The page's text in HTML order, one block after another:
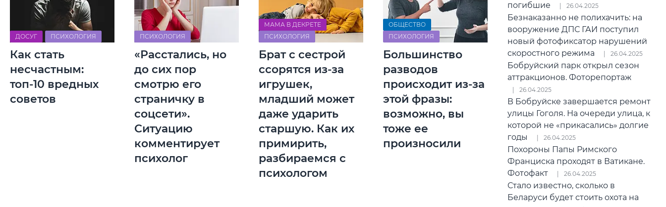
ДОСУГ ПСИХОЛОГИЯ
Как стать
несчастным:
топ-10 вредных
советов
ПСИХОЛОГИЯ
«Расстались, но
до сих пор
смотрю его
страничку в
соцсети».
Ситуацию
комментирует
психолог
МАМА В ДЕКРЕТЕ
ПСИХОЛОГИЯ
Брат с сестрой
ссорятся из-за
игрушек,
младший может
даже ударить
старшую. Как их
примирить,
разбираемся с
психологом
ОБЩЕСТВО
ПСИХОЛОГИЯ
Большинство
разводов
происходит из-за
этой фразы:
возможно, вы
тоже ее
произносили
погибшие
26.04.2025
Безнаказанно не полихачить: на
вооружение ДПС ГАИ поступил
новый фотофиксатор нарушений
скоростного режима
26.04.2025
Бобруйский парк открыл сезон
аттракционов. Фоторепортаж
26.04.2025
В Бобруйске завершается ремонт
улицы Гоголя. На очереди улица, к
которой не «прикасались» долгие
годы
26.04.2025
Похороны Папы Римского
Франциска проходят в Ватикане.
Фотофакт
26.04.2025
Стало известно, сколько в
Беларуси будет стоить охота на